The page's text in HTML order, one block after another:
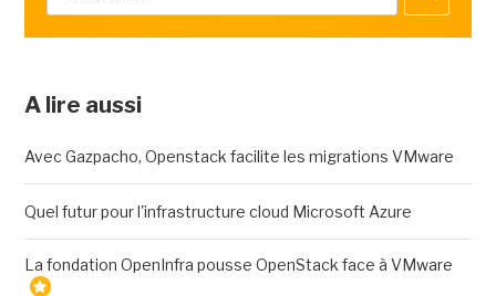
A lire aussi
Avec Gazpacho, Openstack facilite les migrations VMware
Quel futur pour l'infrastructure cloud Microsoft Azure
La fondation OpenInfra pousse OpenStack face à VMware